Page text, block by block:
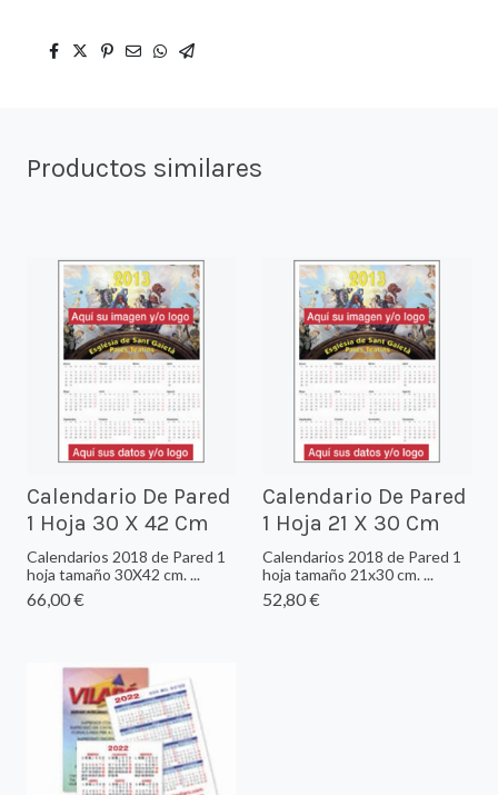
Productos similares
Calendario De Pared
1 Hoja 30 X 42 Cm
Calendarios 2018 de Pared 1
hoja tamaño 30X42 cm. ...
66,00 €
Calendario De Pared
1 Hoja 21 X 30 Cm
Calendarios 2018 de Pared 1
hoja tamaño 21x30 cm. ...
52,80 €